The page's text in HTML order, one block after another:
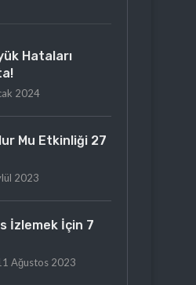
Hataları
2024
Mu Etkinliği 27
2023
İzlemek İçin 7
Ağustos 2023